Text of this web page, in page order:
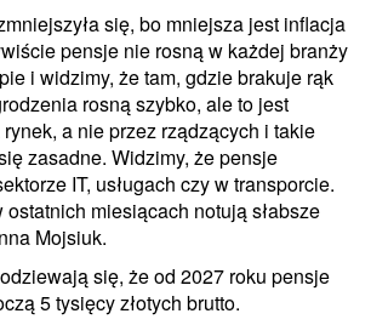
się, bo mniejsza jest inflacja
pensje nie rosną w każdej branży
i widzimy, że tam, gdzie brakuje rąk
rosną szybko, ale to jest
a nie przez rządzących i takie
zasadne. Widzimy, że pensje
IT, usługach czy w transporcie.
ostatnich miesiącach notują słabsze
Mojsiuk.
się, że od 2027 roku pensje
5 tysięcy złotych brutto.